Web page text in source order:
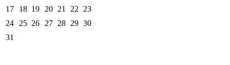
17
18 19 20 21 22
23
24
25 26 27 28 29 30
31